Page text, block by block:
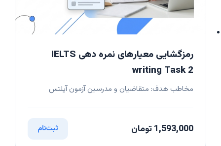
رمزگشایی معیارهای نمره دهی IELTS
writing Task 2
مخاطب هدف: متقاضیان و مدرسین آزمون آیلتس
1,593,000 تومان ثبت‌نام